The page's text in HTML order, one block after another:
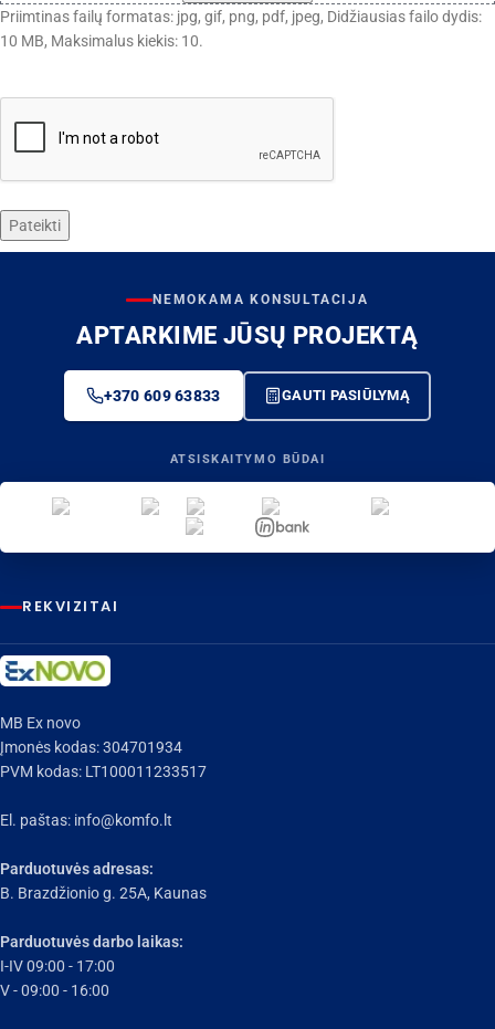
Priimtinas failų formatas: jpg, gif, png, pdf, jpeg, Didžiausias failo dydis:
10 MB, Maksimalus kiekis: 10.
CAPTCHA
NEMOKAMA KONSULTACIJA
APTARKIME JŪSŲ PROJEKTĄ
+370 609 63833 GAUTI PASIŪLYMĄ
ATSISKAITYMO BŪDAI
REKVIZITAI
MB Ex novo
Įmonės kodas: 304701934
PVM kodas: LT100011233517
El. paštas: info@komfo.lt
Parduotuvės adresas:
B. Brazdžionio g. 25A, Kaunas
Parduotuvės darbo laikas:
I-IV 09:00 - 17:00
V - 09:00 - 16:00